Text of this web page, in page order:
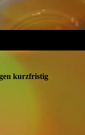
kurzfristig